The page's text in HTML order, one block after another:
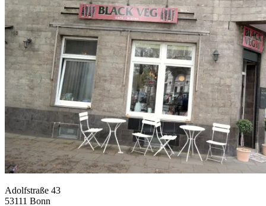
Adolfstraße 43
53111 Bonn